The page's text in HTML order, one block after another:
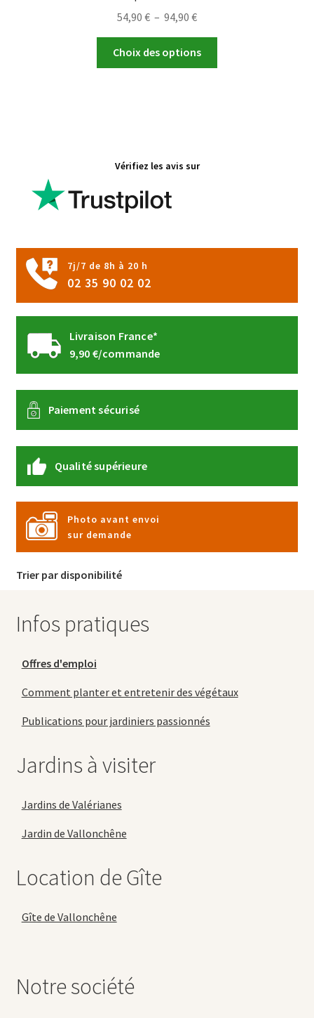
54,90 € – 94,90 €Plage
prix :
54,90 €
Choix des options
Vérifiez les avis sur
7j/7 de 8h à 20 h
02 35 90 02 02
Livraison France*
9,90 €/commande
Paiement sécurisé
Qualité supérieure
Photo avant envoi
sur demande
Trier par disponibilité
Infos pratiques
Offres d'emploi
Comment planter et entretenir des végétaux
Publications pour jardiniers passionnés
Jardins à visiter
Jardins de Valérianes
Jardin de Vallonchêne
Location de Gîte
Gîte de Vallonchêne
Notre société